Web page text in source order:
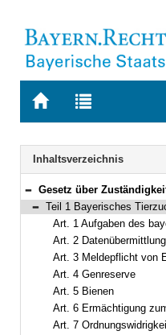
Zur
BAYERN.RECHT
Zur
letzten
Suche
Navigation
Inhaltsverzeichnis
Bereich reduzieren
Gesetz über Zuständigkeiten und den Vollzug von Rechtsvorschriften im Bereich der Land- und Forstwirtschaft
Bereich reduzieren
Teil 1 Bayerisches
Art. 1 Aufgaben des
Art. 2
Art. 3 Meldepflicht von
Art. 4 Genreserve
Art. 5 Bienen
Art. 6 Ermächtigung
Art. 7